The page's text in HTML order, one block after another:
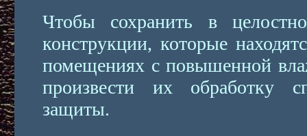
Чтобы сохранить в
конструкции, которые
помещениях с повышенной
произвести их обработку
защиты.